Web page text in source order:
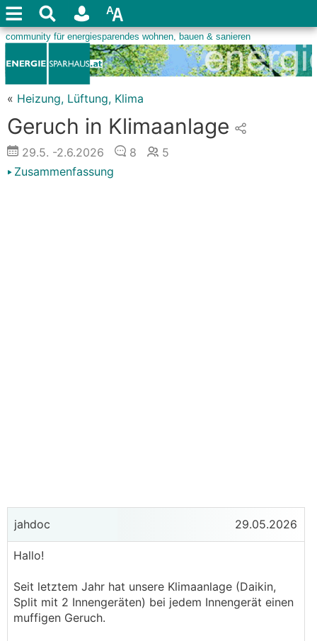
« Heizung, Lüftung, Klima
Geruch in Klimaanlage
29.5. -2.6.2026 8
5
Zusammenfassung
jahdoc 29.05.2026
Hallo!
Seit letztem Jahr hat unsere Klimaanlage (Daikin,
Split mit 2 Innengeräten) bei jedem Innengerät einen
muffigen Geruch.